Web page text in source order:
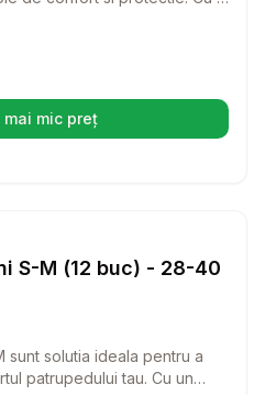
zi mai usoara si mai
mai mic preț
(se deschide într-o filă nouă)
Scutece
S-M (12 buc) - 28-40
sunt solutia ideala pentru a
patrupedului tau. Cu un